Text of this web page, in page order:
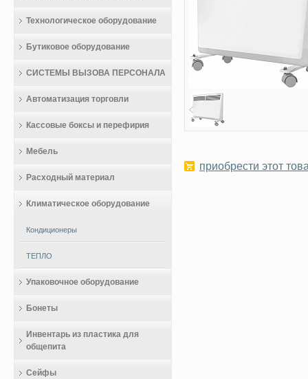
приобрести этот
Технологическое оборудование
Бутиковое оборудование
СИСТЕМЫ ВЫЗОВА ПЕРСОНАЛА
Автоматизация торговли
Кассовые боксы и перефирия
Мебель
Расходный материал
Климатическое оборудование
Кондиционеры
ТЕПЛО
Упаковочное оборудование
Бонеты
Инвентарь из пластика для
общепита
Сейфы